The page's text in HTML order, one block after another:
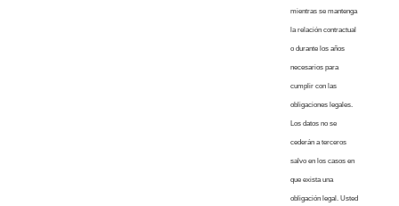
mientras se mantenga
la relación contractual
o durante los años
necesarios para
cumplir con las
obligaciones legales.
Los datos no se
cederán a terceros
salvo en los casos en
que exista una
obligación legal. Usted